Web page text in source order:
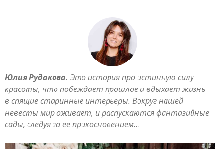
Юлия Рудакова. Это история про истинную силу
красоты, что побеждает прошлое и вдыхает жизнь
в спящие старинные интерьеры. Вокруг нашей
невесты мир оживает, и распускаются фантазийные
сады, следуя за ее прикосновением…